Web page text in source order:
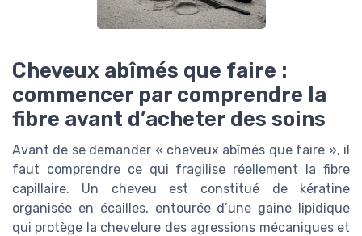
Cheveux abîmés que faire :
commencer par comprendre la
fibre avant d’acheter des soins
Avant de se demander « cheveux abîmés que faire », il
faut comprendre ce qui fragilise réellement la fibre
capillaire. Un cheveu est constitué de kératine
organisée en écailles, entourée d’une gaine lipidique
qui protège la chevelure des agressions mécaniques et